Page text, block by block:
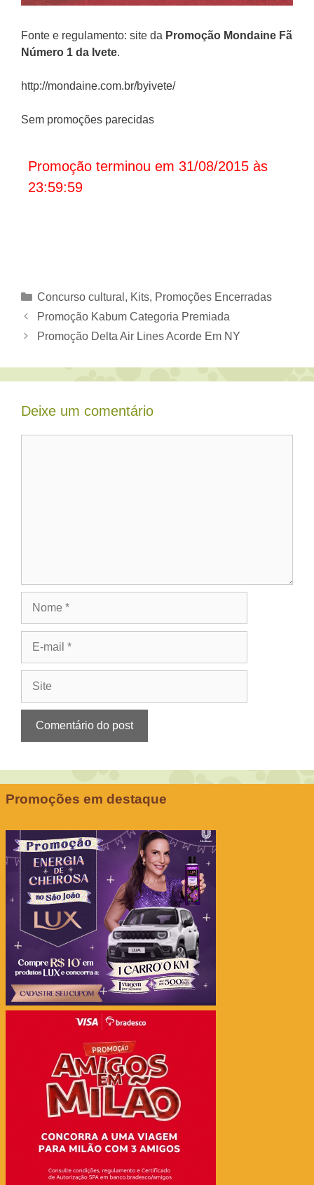
Fonte e regulamento: site da Promoção Mondaine Fã
Número 1 da Ivete.
http://mondaine.com.br/byivete/
Sem promoções parecidas
Promoção terminou em 31/08/2015 às
23:59:59
Categorias
Concurso cultural , Kits, Promoções Encerradas
Promoção Kabum Categoria Premiada
Promoção Delta Air Lines Acorde Em NY
Deixe um comentário
Promoções em destaque